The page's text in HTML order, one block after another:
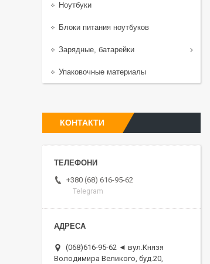
Ноутбуки
Блоки питания ноутбуков
Зарядные, батарейки
Упаковочные материалы
КОНТАКТИ
+380 (68) 616-95-62
Telegram
(068)616-95-62 ◄ вул.Князя
Володимира Великого, буд.20,